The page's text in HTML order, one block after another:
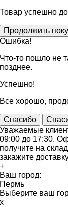
Товар успешно
Ошибка!
Что-то пошло не
позднее.
Успешно!
Все хорошо,
Спасибо
Уважаемые
09:00 до 17:30.
получите на
закажите
+
Ваш город:
Пермь
Выберите ваш
x